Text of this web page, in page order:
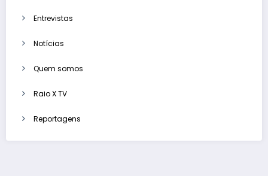
Entrevistas
Notícias
Quem somos
Raio X TV
Reportagens